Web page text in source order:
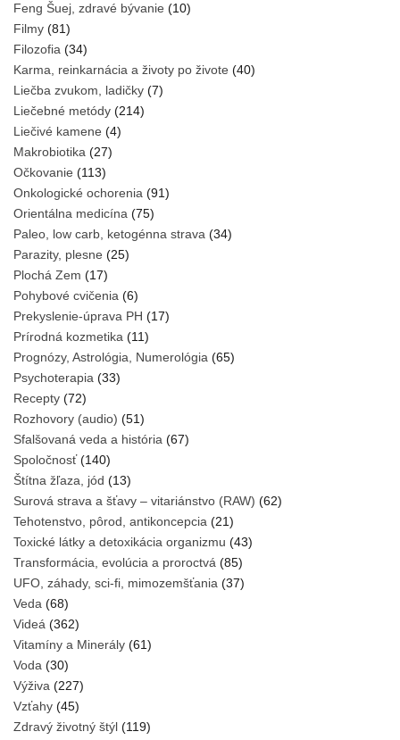
Feng Šuej, zdravé bývanie (10)
Filmy (81)
Filozofia (34)
Karma, reinkarnácia a životy po živote (40)
Liečba zvukom, ladičky (7)
Liečebné metódy (214)
Liečivé kamene (4)
Makrobiotika (27)
Očkovanie (113)
Onkologické ochorenia (91)
Orientálna medicína (75)
Paleo, low carb, ketogénna strava (34)
Parazity, plesne (25)
Plochá Zem (17)
Pohybové cvičenia (6)
Prekyslenie-úprava PH (17)
Prírodná kozmetika (11)
Prognózy, Astrológia, Numerológia (65)
Psychoterapia (33)
Recepty (72)
Rozhovory (audio) (51)
Sfalšovaná veda a história (67)
Spoločnosť(140)
Štítna žľaza, jód (13)
Surová strava a šťavy – vitariánstvo (RAW) (62)
Tehotenstvo, pôrod, antikoncepcia (21)
Toxické látky a detoxikácia organizmu (43)
Transformácia, evolúcia a proroctvá (85)
UFO, záhady, sci-fi, mimozemšťania (37)
Veda (68)
Videá (362)
Vitamíny a Minerály (61)
Voda (30)
Výživa (227)
Vzťahy (45)
Zdravý životný štýl (119)